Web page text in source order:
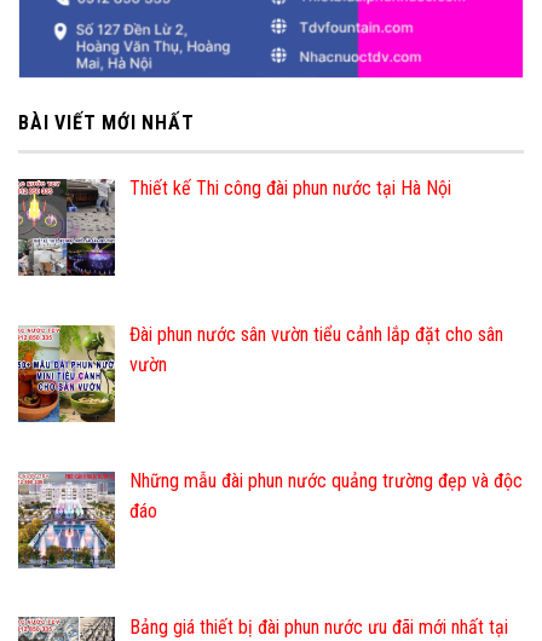
BÀI VIẾT MỚI NHẤT
Thiết kế Thi công đài phun nước tại Hà Nội
Đài phun nước sân vườn tiểu cảnh lắp đặt cho sân
vườn
Những mẫu đài phun nước quảng trường đẹp và độc
đáo
Bảng giá thiết bị đài phun nước ưu đãi mới nhất tại